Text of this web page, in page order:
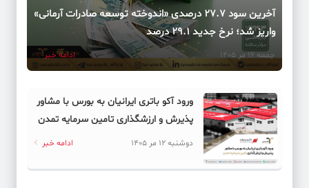
آخرین سود ۲۷.۷ درصدی «اندوخته توسعه صادرات آرمانی»
واریز شد؛ نرخ جدید ۲۹.۱ درصد
جمعه 16 مر 1405 ادامه خبر
ورود آکو باتری ایرانیان به بورس با مشاور
پذیرش و ارزشگذاری تامین سرمایه تمدن
دوشنبه 12 مر 1405 ادامه خبر